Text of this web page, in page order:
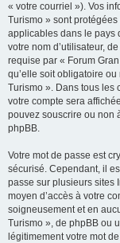
« votre courriel »). Vos
Turismo » sont
applicables dans le pays
votre nom d’utilisateur,
requise par « Forum
qu’elle soit obligatoire
Turismo ». Dans tous les
votre compte sera
pouvez souscrire ou non
phpBB.
Votre mot de passe est
sécurisé. Cependant, il
passe sur plusieurs sites
moyen d’accès à votre
soigneusement et en
Turismo », de phpBB ou
légitimement votre mot